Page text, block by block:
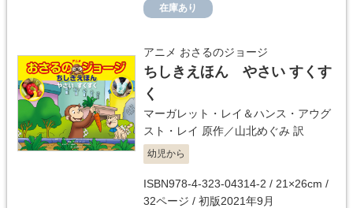
在庫あり
アニメ おさるのジョージ
ちしきえほん やさい すくす
く
マーガレット・レイ＆ハンス・アウグ
スト・レイ 原作／山北めぐみ 訳
幼児から
ISBN978-4-323-04314-2 / 21×26cm /
32ページ / 初版2021年9月